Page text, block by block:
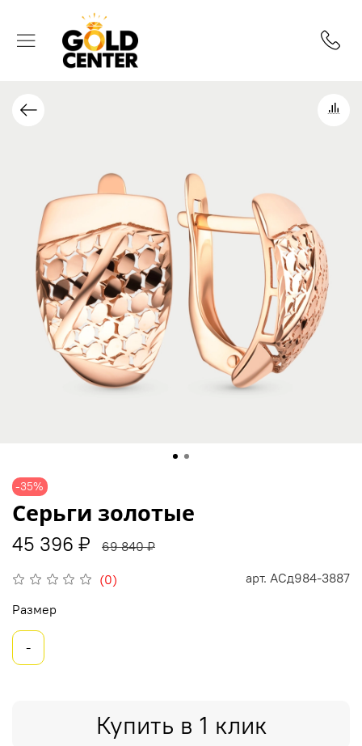
-35%
(0) арт. АСд984-3887
Серьги золотые
45 396 ₽ 69 840 ₽
Купить в 1 клик
Размер
-